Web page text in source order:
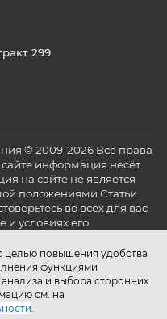
целью повышения удобства
функциями
и выбора сторонних
см. на
.
299
© 2009-2026 Все права
информация несёт
на сайте не является
положениями Статьи
во всех для вас
и условиях его